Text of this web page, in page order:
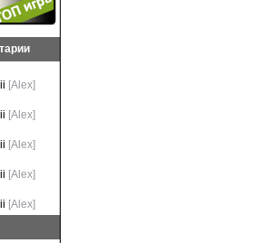
[Alex]
[Alex]
[Alex]
[Alex]
[Alex]